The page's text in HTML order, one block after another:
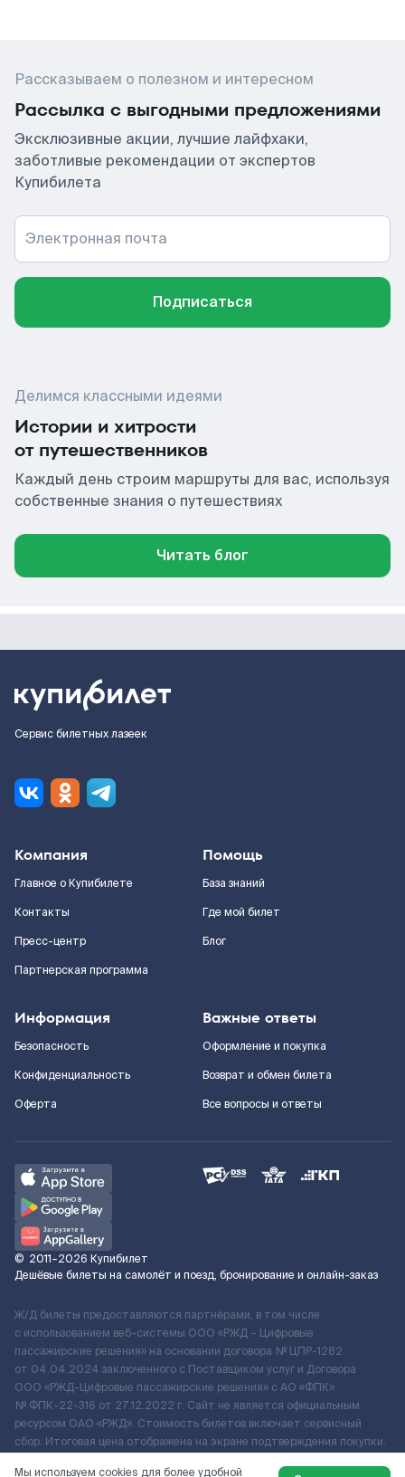
Рассказываем о полезном и интересном
Рассылка с выгодными предложениями
Эксклюзивные акции, лучшие лайфхаки,
заботливые рекомендации от экспертов
Купибилета
Электронная почта
Подписаться
Делимся классными идеями
Истории и хитрости
от путешественников
Каждый день строим маршруты для вас, используя
собственные знания о путешествиях
Читать блог
Сервис билетных лазеек
Компания
Главное о Купибилете
Контакты
Пресс-центр
Партнерская программа
Помощь
База знаний
Где мой билет
Блог
Информация
Безопасность
Конфиденциальность
Оферта
Важные ответы
Оформление и покупка
Возврат и обмен билета
Все вопросы и ответы
© 2011–2026 Купибилет
Дешёвые билеты на самолёт и поезд, бронирование и онлайн-заказ
Ж/Д билеты предоставляются партнёрами, в том числе
с использованием веб-системы ООО «РЖД – Цифровые
пассажирские решения» на основании договора № ЦПР-1282
от 04.04.2024 заключенного с Поставщиком услуг и Договора
ООО «РЖД-Цифровые пассажирские решения» c АО «ФПК»
№ ФПК-22-316 от 27.12.2022 г. Сайт не является официальным
ресурсом ОАО «РЖД». Стоимость билетов включает сервисный
сбор. Итоговая цена отображена на экране подтверждения покупки.
Мы используем cookies для более удобной